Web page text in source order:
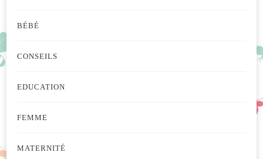
BÉBÉ
CONSEILS
EDUCATION
FEMME
MATERNITÉ